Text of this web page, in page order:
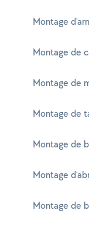
Montage
Montage de
Montage de
Montage de
Montage de
Montage
Montage de